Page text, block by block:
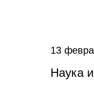
13
Наука